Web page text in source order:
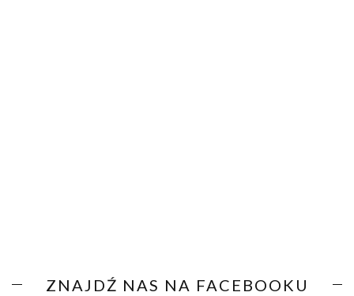
ZNAJDŹ NAS NA FACEBOOKU